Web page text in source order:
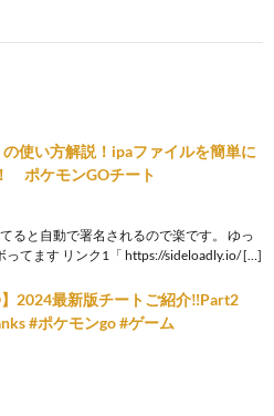
の使い方解説！ipaファイルを簡単に
ポケモンGOチート
ると自動で署名されるので楽です。 ゆっ
ってます リンク1「 https://sideloadly.io/ […]
】2024最新版チートご紹介‼️Part2
#ポケモンgo #ゲーム